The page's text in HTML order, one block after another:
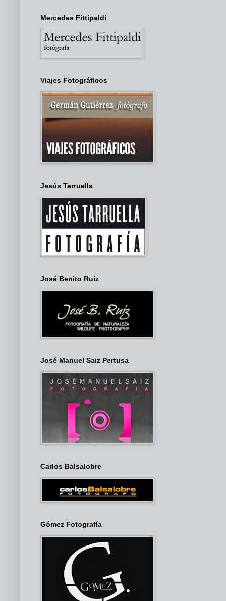
Mercedes Fittipaldi
Viajes Fotográficos
Jesús Tarruella
José Benito Ruíz
José Manuel Saiz Pertusa
Carlos Balsalobre
Gómez Fotografía